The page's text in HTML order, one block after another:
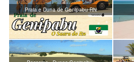
Praia e Duna de Genipabu RN